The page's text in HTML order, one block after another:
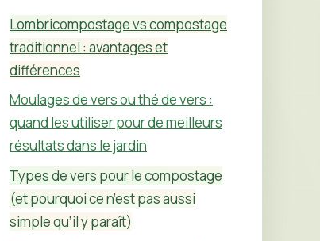
Lombricompostage vs compostage
traditionnel : avantages et
différences
Moulages de vers ou thé de vers :
quand les utiliser pour de meilleurs
résultats dans le jardin
Types de vers pour le compostage
(et pourquoi ce n’est pas aussi
simple qu’il y paraît)